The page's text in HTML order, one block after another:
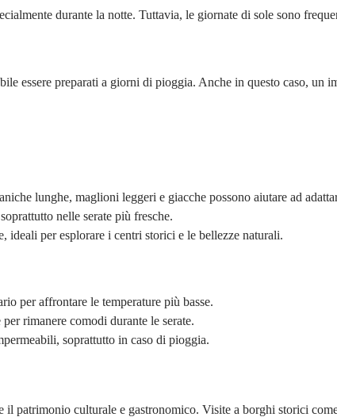
durante la notte. Tuttavia, le giornate di sole sono
essere preparati a giorni di pioggia. Anche in questo caso, un
lunghe, maglioni leggeri e giacche possono aiutare ad
nelle serate più fresche.
ideali per esplorare i centri storici e le bellezze naturali.
per affrontare le temperature più basse.
rimanere comodi durante le serate.
soprattutto in caso di pioggia.
patrimonio culturale e gastronomico. Visite a borghi storici